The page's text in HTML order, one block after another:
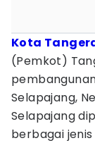
Kota
(Pemkot)
Selapajang,
Selapajang
berbagai